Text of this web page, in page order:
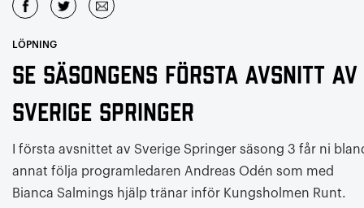
LÖPNING
Se säsongens första avsnitt av
Sverige Springer
I första avsnittet av Sverige Springer säsong 3 får ni
annat följa programledaren Andreas Odén som med
Bianca Salmings hjälp tränar inför Kungsholmen Runt.